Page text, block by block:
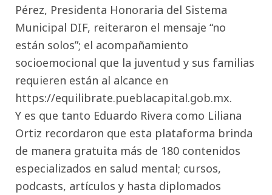
Pérez, Presidenta Honoraria del Sistema
Municipal DIF, reiteraron el mensaje “no
están solos”; el acompañamiento
socioemocional que la juventud y sus familias
requieren están al alcance en
https://equilibrate.pueblacapital.gob.mx.
Y es que tanto Eduardo Rivera como Liliana
Ortiz recordaron que esta plataforma brinda
de manera gratuita más de 180 contenidos
especializados en salud mental; cursos,
podcasts, artículos y hasta diplomados